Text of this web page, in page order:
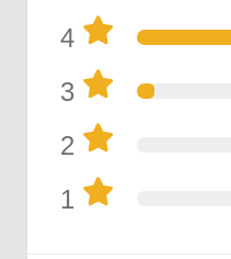
4
3
2
1